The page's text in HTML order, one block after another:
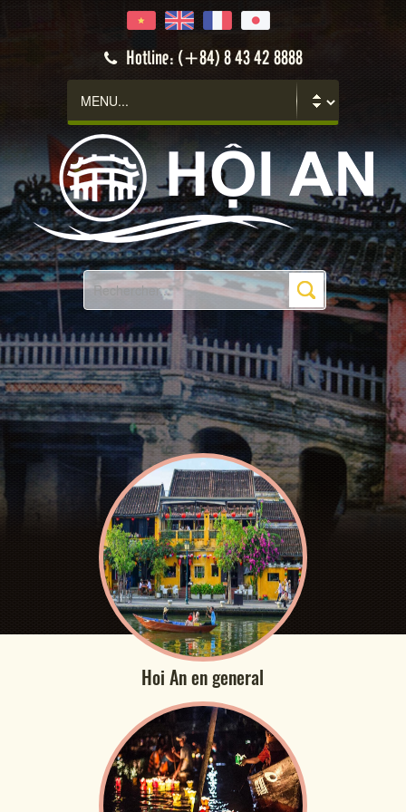
Hotline: (+84) 8 43 42 8888
Hoi An en general